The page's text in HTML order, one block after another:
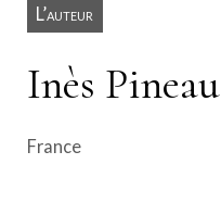
L’auteur
Inès Pineau
France